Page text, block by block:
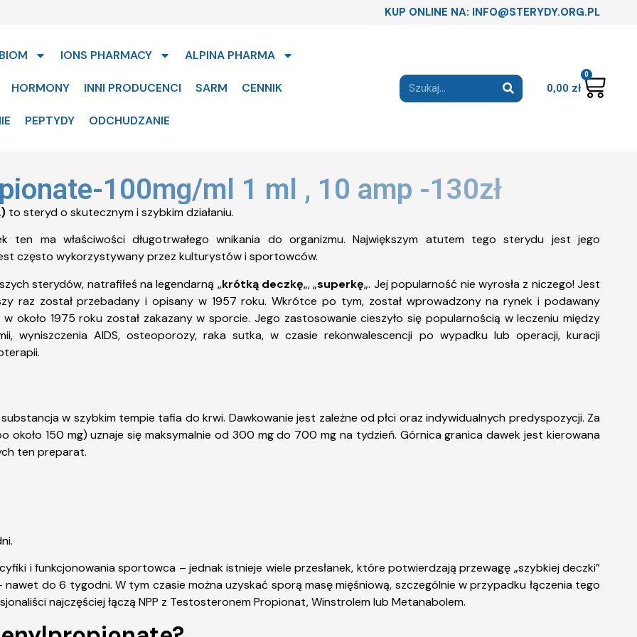
KUP ONLINE NA: INFO@STERYDY.ORG.PL
IONS PHARMACY ALPINA PHARMA
HORMONY INNI PRODUCENCI SARM CENNIK
PEPTYDY ODCHUDZANIE
0,00 zł
0
100mg/ml 1 ml , 10 amp -130zł
to steryd o skutecznym i szybkim działaniu.
ten ma właściwości długotrwałego wnikania do organizmu. Największym atutem tego sterydu jest jego
często wykorzystywany przez kulturystów i sportowców.
sterydów, natrafiłeś na legendarną „krótką deczkę„, „superkę„. Jej popularność nie wyrosła z niczego! Jest
raz został przebadany i opisany w 1957 roku. Wkrótce po tym, został wprowadzony na rynek i podawany
około 1975 roku został zakazany w sporcie. Jego zastosowanie cieszyło się popularnością w leczeniu między
wyniszczenia AIDS, osteoporozy, raka sutka, w czasie rekonwalescencji po wypadku lub operacji, kuracji
w szybkim tempie tafia do krwi. Dawkowanie jest zależne od płci oraz indywidualnych predyspozycji. Za
około 150 mg) uznaje się maksymalnie od 300 mg do 700 mg na tydzień. Górnica granica dawek jest kierowana
ten preparat.
i funkcjonowania sportowca – jednak istnieje wiele przesłanek, które potwierdzają przewagę „szybkiej deczki”
nawet do 6 tygodni. W tym czasie można uzyskać sporą masę mięśniową, szczególnie w przypadku łączenia tego
najczęściej łączą NPP z Testosteronem Propionat, Winstrolem lub Metanabolem.